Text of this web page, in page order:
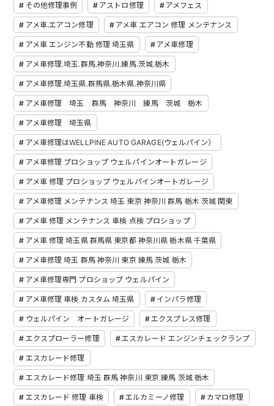
その他修理事例 アストロ修理 アメフェス
アメ車.エアコン修理 アメ車 エアコン 修理 メンテナンス
アメ車 エンジン不動 修理 埼玉県 アメ車修理
アメ車修理.埼玉.群馬.神奈川.練馬.茨城.栃木
アメ車修理.埼玉県.群馬県.栃木県.神奈川県
アメ車修理 埼玉 群馬 神奈川 練馬 茨城 栃木
アメ車修理 埼玉県
アメ車修理はWELLPINE AUTO GARAGE(ウェルパイン）
アメ車修理 プロショップ ウェルパインオートガレージ
アメ車 修理 プロショップ ウェルパインオートガレージ
アメ車修理 メンテナンス 埼玉 東京 神奈川 群馬 栃木 茨城 関東
アメ車 修理 メンテナンス 車検 点検 プロショップ
アメ車 修理 埼玉県 群馬県 東京都 神奈川県 栃木県 千葉県
アメ車修理 埼玉 群馬 神奈川 東京 練馬 茨城 栃木
アメ車修理専門 プロショップ ウェルパイン
アメ車修理 車検 カスタム 埼玉県 インパラ修理
ウェルパイン オートガレージ エクスプレス修理
エクスプローラー修理 エスカレード エンジンチェックランプ
エスカレード修理
エスカレード修理 埼玉 群馬 神奈川 東京 練馬 茨城 栃木
エスカレード 修理 車検 エルカミーノ修理 カマロ修理